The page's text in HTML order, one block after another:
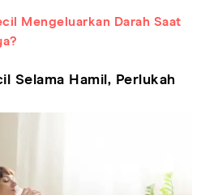
Mengeluarkan Darah Saat
Selama Hamil, Perlukah